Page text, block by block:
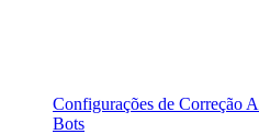
Configurações de Correção
Bots